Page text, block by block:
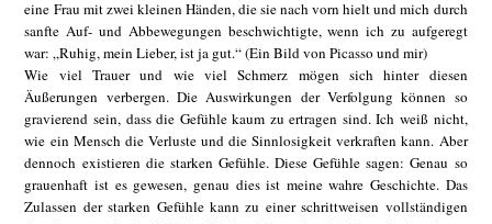
eine Frau mit zwei kleinen Händen, die sie nach vorn hielt und mich durch
sanfte Auf- und Abbewegungen beschwichtigte, wenn ich zu aufgeregt
war: „Ruhig, mein Lieber, ist ja gut.“ (Ein Bild von Picasso und mir)
Wie viel Trauer und wie viel Schmerz mögen sich hinter diesen
Äußerungen verbergen. Die Auswirkungen der Verfolgung können so
gravierend sein, dass die Gefühle kaum zu ertragen sind. Ich weiß nicht,
wie ein Mensch die Verluste und die Sinnlosigkeit verkraften kann. Aber
dennoch existieren die starken Gefühle. Diese Gefühle sagen: Genau so
grauenhaft ist es gewesen, genau dies ist meine wahre Geschichte. Das
Zulassen der starken Gefühle kann zu einer schrittweisen vollständigen